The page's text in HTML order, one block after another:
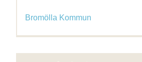
Bromölla Kommun